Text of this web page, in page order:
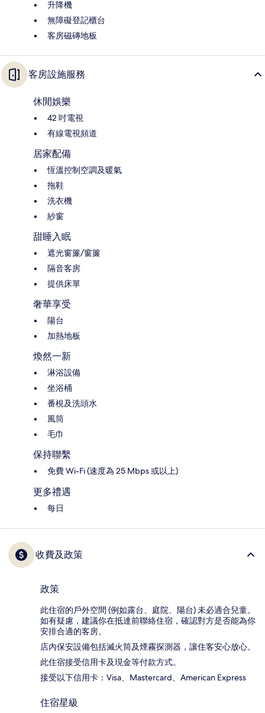
升降機
無障礙登記櫃台
客房磁磚地板
客房設施服務
休閒娛樂
42 吋電視
有線電視頻道
居家配備
恆溫控制空調及暖氣
拖鞋
洗衣機
紗窗
甜睡入眠
遮光窗簾/窗簾
隔音客房
提供床單
奢華享受
陽台
加熱地板
煥然一新
淋浴設備
坐浴桶
番梘及洗頭水
風筒
毛巾
保持聯繫
免費 Wi-Fi (速度為 25 Mbps 或以上)
更多禮遇
每日
收費及政策
政策
此住宿的戶外空間 (例如露台、庭院、陽台) 未必適合兒童。
如有疑慮，建議你在抵達前聯絡住宿，確認對方是否能為你
安排合適的客房。
店內保安設備包括滅火筒及煙霧探測器，讓住客安心放心。
此住宿接受信用卡及現金等付款方式。
接受以下信用卡：Visa、Mastercard、American Express
住宿星級